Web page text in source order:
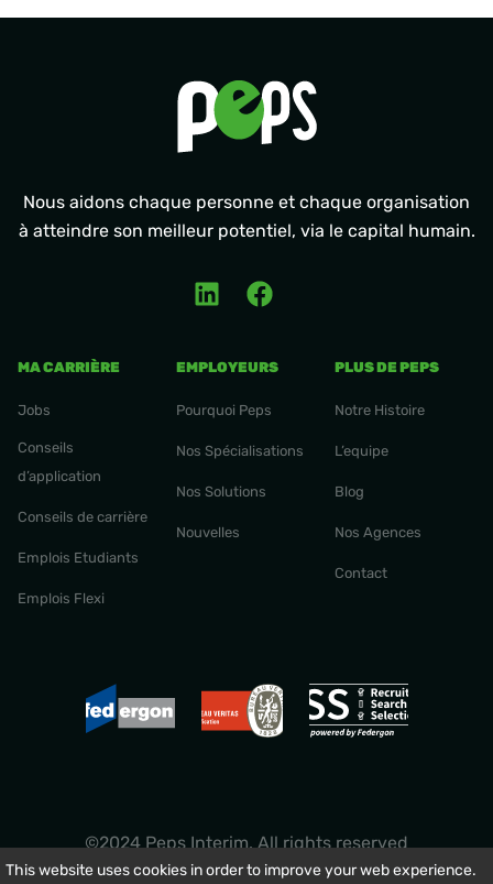
Nous aidons chaque personne et chaque organisation
à atteindre son meilleur potentiel, via le capital humain.
MA CARRIÈRE
Jobs
Conseils
d’application
Conseils de carrière
Emplois Etudiants
Emplois Flexi
EMPLOYEURS
Pourquoi Peps
Nos Spécialisations
Nos Solutions
Nouvelles
PLUS DE PEPS
Notre Histoire
L’equipe
Blog
Nos Agences
Contact
©2024 Peps Interim. All rights reserved
Privacy & Policy
This website uses cookies in order to improve your web experience.